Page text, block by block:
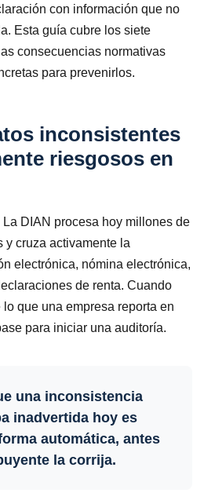
con información que no
Esta guía cubre los siete
consecuencias normativas
para prevenirlos.
inconsistentes
riesgosos en
DIAN procesa hoy millones de
y cruza activamente la
electrónica, nómina electrónica,
de renta. Cuando
que una empresa reporta en
para iniciar una auditoría.
una inconsistencia
inadvertida hoy es
automática, antes
la corrija.